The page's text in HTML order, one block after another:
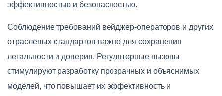
эффективностью и безопасностью.
Соблюдение требований вейджер-операторов и других
отраслевых стандартов важно для сохранения
легальности и доверия. Регуляторные вызовы
стимулируют разработку прозрачных и объяснимых
моделей, что повышает их эффективность и